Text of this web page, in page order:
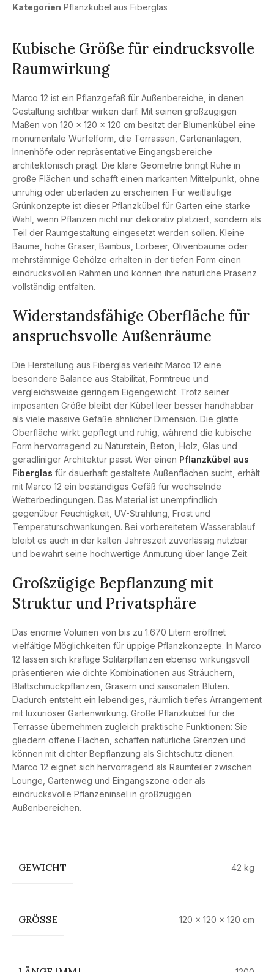
Kategorien Pflanzkübel aus Fiberglas
Kubische Größe für eindrucksvolle
Raumwirkung
Marco 12 ist ein Pflanzgefäß für Außenbereiche, in denen
Gestaltung sichtbar wirken darf. Mit seinen großzügigen
Maßen von 120 x 120 x 120 cm besitzt der Blumenkübel eine
monumentale Würfelform, die Terrassen, Gartenanlagen,
Innenhöfe oder repräsentative Eingangsbereiche
architektonisch prägt. Die klare Geometrie bringt Ruhe in
große Flächen und schafft einen markanten Mittelpunkt, ohne
unruhig oder überladen zu erscheinen. Für weitläufige
Grünkonzepte ist dieser Pflanzkübel für Garten eine starke
Wahl, wenn Pflanzen nicht nur dekorativ platziert, sondern als
Teil der Raumgestaltung eingesetzt werden sollen. Kleine
Bäume, hohe Gräser, Bambus, Lorbeer, Olivenbäume oder
mehrstämmige Gehölze erhalten in der tiefen Form einen
eindrucksvollen Rahmen und können ihre natürliche Präsenz
vollständig entfalten.
Widerstandsfähige Oberfläche für
anspruchsvolle Außenräume
Die Herstellung aus Fiberglas verleiht Marco 12 eine
besondere Balance aus Stabilität, Formtreue und
vergleichsweise geringem Eigengewicht. Trotz seiner
imposanten Größe bleibt der Kübel leer besser handhabbar
als viele massive Gefäße ähnlicher Dimension. Die glatte
Oberfläche wirkt gepflegt und ruhig, während die kubische
Form hervorragend zu Naturstein, Beton, Holz, Glas und
geradliniger Architektur passt. Wer einen Pflanzkübel aus
Fiberglas für dauerhaft gestaltete Außenflächen sucht, erhält
mit Marco 12 ein beständiges Gefäß für wechselnde
Wetterbedingungen. Das Material ist unempfindlich
gegenüber Feuchtigkeit, UV-Strahlung, Frost und
Temperaturschwankungen. Bei vorbereitetem Wasserablauf
bleibt es auch in der kalten Jahreszeit zuverlässig nutzbar
und bewahrt seine hochwertige Anmutung über lange Zeit.
Großzügige Bepflanzung mit
Struktur und Privatsphäre
Das enorme Volumen von bis zu 1.670 Litern eröffnet
vielfältige Möglichkeiten für üppige Pflanzkonzepte. In Marco
12 lassen sich kräftige Solitärpflanzen ebenso wirkungsvoll
präsentieren wie dichte Kombinationen aus Sträuchern,
Blattschmuckpflanzen, Gräsern und saisonalen Blüten.
Dadurch entsteht ein lebendiges, räumlich tiefes Arrangement
mit luxuriöser Gartenwirkung. Große Pflanzkübel für die
Terrasse übernehmen zugleich praktische Funktionen: Sie
gliedern offene Flächen, schaffen natürliche Grenzen und
können mit dichter Bepflanzung als Sichtschutz dienen.
Marco 12 eignet sich hervorragend als Raumteiler zwischen
Lounge, Gartenweg und Eingangszone oder als
eindrucksvolle Pflanzeninsel in großzügigen
Außenbereichen.
GEWICHT 42 kg
GRÖSSE 120 × 120 × 120 cm